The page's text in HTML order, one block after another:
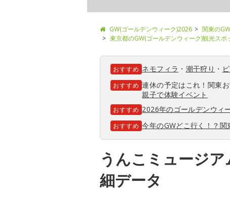
GW(ゴールデンウィーク)2026 関東の
東京都のGW(ゴールデンウィーク)観光スポ
おすすめ ネモフィラ ・ 潮干狩り ・
おすすめ 連休の予定はこれ！関東
親子で体験イベント
おすすめ 2026年のゴールデンウィ
おすすめ 今年のGWどこ行く！？
うんこミュージ
細データ